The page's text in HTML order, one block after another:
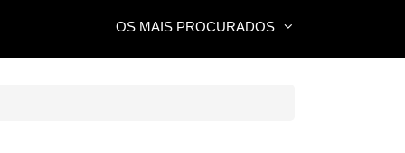
OS MAIS PROCURADOS